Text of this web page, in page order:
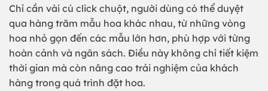
Chỉ cần vài cú click chuột, người dùng có thể duyệt
qua hàng trăm mẫu hoa khác nhau, từ những vòng
hoa nhỏ gọn đến các mẫu lớn hơn, phù hợp với từng
hoàn cảnh và ngân sách. Điều này không chỉ tiết kiệm
thời gian mà còn nâng cao trải nghiệm của khách
hàng trong quá trình đặt hoa.